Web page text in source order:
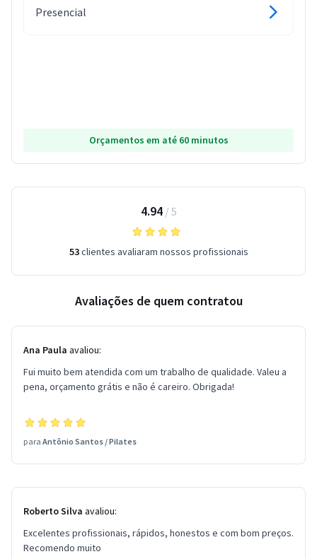
Presencial
Orçamentos em até 60 minutos
4.94/ 5
53clientes avaliaram nossos profissionais
Avaliações de quem contratou
Ana Paula avaliou:
Fui muito bem atendida com um trabalho de qualidade. Valeu a
pena, orçamento grátis e não é careiro. Obrigada!
para Antônio Santos /Pilates
Roberto Silva avaliou:
Excelentes profissionais, rápidos, honestos e com bom preços.
Recomendo muito